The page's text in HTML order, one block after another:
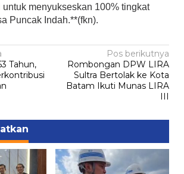
menyukseskan 100% tingkat
Puncak Indah.**(fkn).
Tahun,
Pos berikutnya
Rombongan DPW LIRA
Sultra Bertolak ke Kota
Batam Ikuti Munas LIRA